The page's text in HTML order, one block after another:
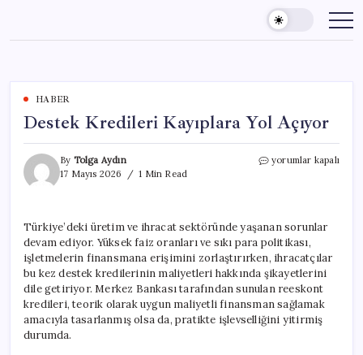
content
HABER
Destek Kredileri Kayıplara Yol Açıyor
By Tolga Aydın
17 Mayıs 2026
1 Min Read
Destek
için
yorumlar kapalı
Türkiye’deki üretim ve ihracat sektöründe yaşanan sorunlar
devam ediyor. Yüksek faiz oranları ve sıkı para politikası,
işletmelerin finansmana erişimini zorlaştırırken, ihracatçılar
bu kez destek kredilerinin maliyetleri hakkında şikayetlerini
dile getiriyor. Merkez Bankası tarafından sunulan reeskont
kredileri, teorik olarak uygun maliyetli finansman sağlamak
amacıyla tasarlanmış olsa da, pratikte işlevselliğini yitirmiş
durumda.